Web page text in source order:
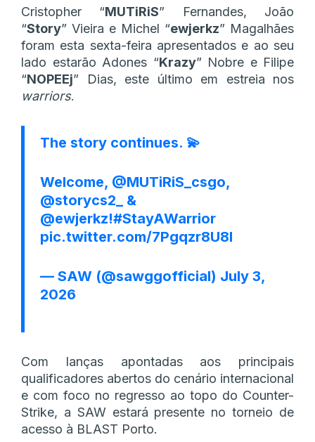
Cristopher “MUTiRiS” Fernandes, João
“Story” Vieira e Michel “ewjerkz” Magalhães
foram esta sexta-feira apresentados e ao seu
lado estarão Adones “Krazy” Nobre e Filipe
“NOPEEj” Dias, este último em estreia nos
warriors.
The story continues. 💫
Welcome, @MUTiRiS_csgo,
@storycs2_
&
@ewjerkz!#StayAWarrior
pic.twitter.com/7Pgqzr8U8l
— SAW (@sawggofficial) July 3,
2026
Com lanças apontadas aos principais
qualificadores abertos do cenário internacional
e com foco no regresso ao topo do Counter-
Strike, a SAW estará presente no torneio de
acesso à BLAST Porto.